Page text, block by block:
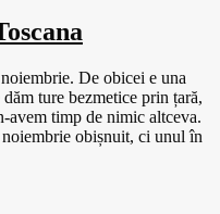
De obicei e una
ture bezmetice prin țară,
avem timp de nimic altceva.
obișnuit, ci unul în